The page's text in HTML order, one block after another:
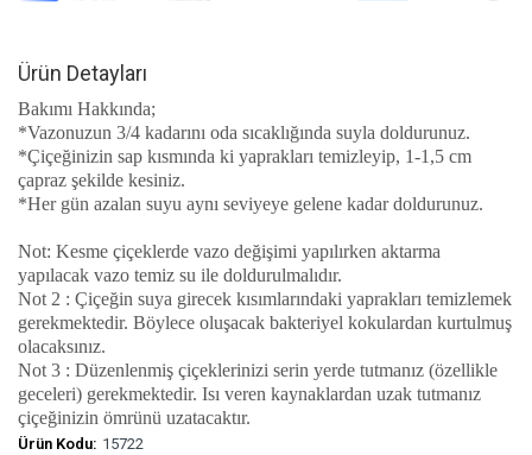
Ürün Detayları
Bakımı Hakkında;
*Vazonuzun 3/4 kadarını oda sıcaklığında suyla doldurunuz.
*Çiçeğinizin sap kısmında ki yaprakları temizleyip, 1-1,5 cm
çapraz şekilde kesiniz.
*Her gün azalan suyu aynı seviyeye gelene kadar doldurunuz.
Not: Kesme çiçeklerde vazo değişimi yapılırken aktarma
yapılacak vazo temiz su ile doldurulmalıdır.
Not 2 : Çiçeğin suya girecek kısımlarındaki yaprakları temizlemek
gerekmektedir. Böylece oluşacak bakteriyel kokulardan kurtulmuş
olacaksınız.
Not 3 : Düzenlenmiş çiçeklerinizi serin yerde tutmanız (özellikle
geceleri) gerekmektedir. Isı veren kaynaklardan uzak tutmanız
çiçeğinizin ömrünü uzatacaktır.
Ürün Kodu: 15722